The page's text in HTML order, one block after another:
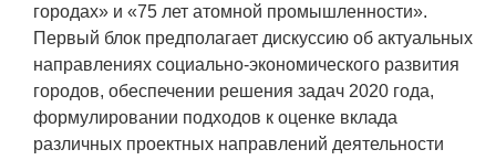
СОЦИАЛЬНАЯ ОТВЕТСТВЕННОСТЬ
Охрана окружающей среды
Программы по оздоровлению
городах» и «75 лет атомной промышленности».
Первый блок предполагает дискуссию об актуальных
направлениях социально-экономического развития
городов, обеспечении решения задач 2020 года,
формулировании подходов к оценке вклада
различных проектных направлений деятельности